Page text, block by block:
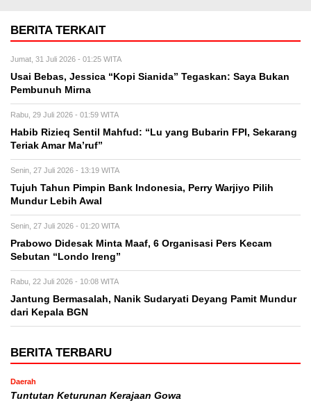
BERITA TERKAIT
Jumat, 31 Juli 2026 - 01:25 WITA
Usai Bebas, Jessica “Kopi Sianida” Tegaskan: Saya Bukan
Pembunuh Mirna
Rabu, 29 Juli 2026 - 01:59 WITA
Habib Rizieq Sentil Mahfud: “Lu yang Bubarin FPI, Sekarang
Teriak Amar Ma’ruf”
Senin, 27 Juli 2026 - 13:19 WITA
Tujuh Tahun Pimpin Bank Indonesia, Perry Warjiyo Pilih
Mundur Lebih Awal
Senin, 27 Juli 2026 - 01:20 WITA
Prabowo Didesak Minta Maaf, 6 Organisasi Pers Kecam
Sebutan “Londo Ireng”
Rabu, 22 Juli 2026 - 10:08 WITA
Jantung Bermasalah, Nanik Sudaryati Deyang Pamit Mundur
dari Kepala BGN
BERITA TERBARU
Daerah
Tuntutan Keturunan Kerajaan Gowa